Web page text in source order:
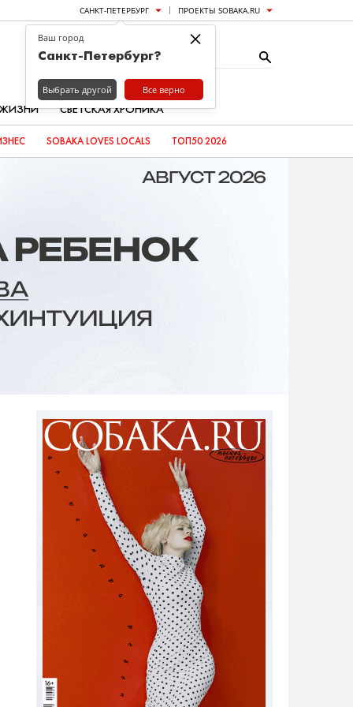
САНКТ-ПЕТЕРБУРГ ПРОЕКТЫ SOBAKA.RU
СВЕТСКАЯ ХРОНИКА
SOBAKA LOVES LOCALS ТОП50 2026
×
Ваш город
Санкт-Петербург?
Выбрать другой Все верно